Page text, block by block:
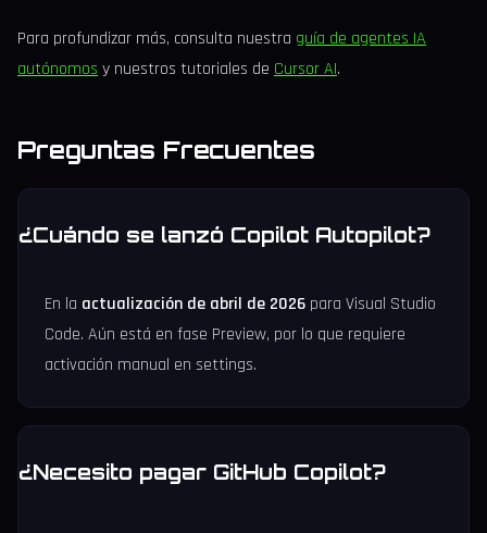
Para profundizar más, consulta nuestra guía de agentes IA
autónomos y nuestros tutoriales de Cursor AI.
Preguntas Frecuentes
¿Cuándo se lanzó Copilot Autopilot?
En la actualización de abril de 2026 para Visual Studio
Code. Aún está en fase Preview, por lo que requiere
activación manual en settings.
¿Necesito pagar GitHub Copilot?